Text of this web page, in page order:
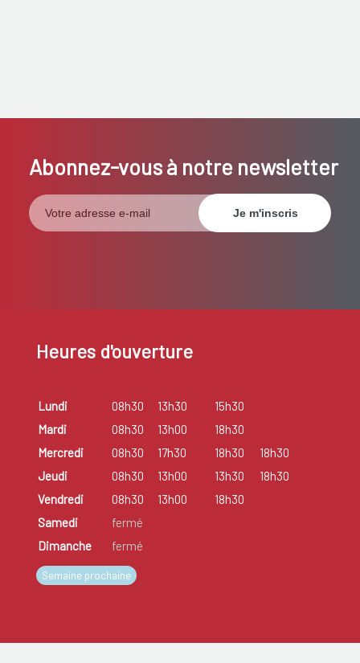
Abonnez-vous à notre newsletter
Heures d'ouverture
Lundi 08h30 13h30
15h30
Mardi
08h30 13h00
18h30
Mercredi
08h30 17h30 18h30
18h30
Jeudi
08h30 13h00 13h30
18h30
Vendredi
08h30 13h00
18h30
Samedi
fermé
Dimanche
fermé
Semaine prochaine